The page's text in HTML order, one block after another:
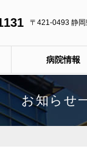
〒421-0493 静
病院情報
お知らせ